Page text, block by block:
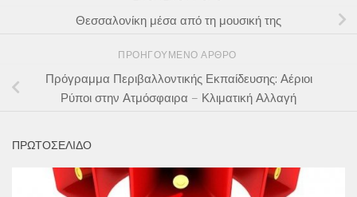
Θεσσαλονίκη μέσα από τη μουσική της
ΠΡΟΗΓΟΎΜΕΝΟ ΆΡΘΡΟ
Πρόγραμμα Περιβαλλοντικής Εκπαίδευσης: Αέριοι
Ρύποι στην Ατμόσφαιρα – Κλιματική Αλλαγή
ΠΡΩΤΟΣΕΛΙΔΟ